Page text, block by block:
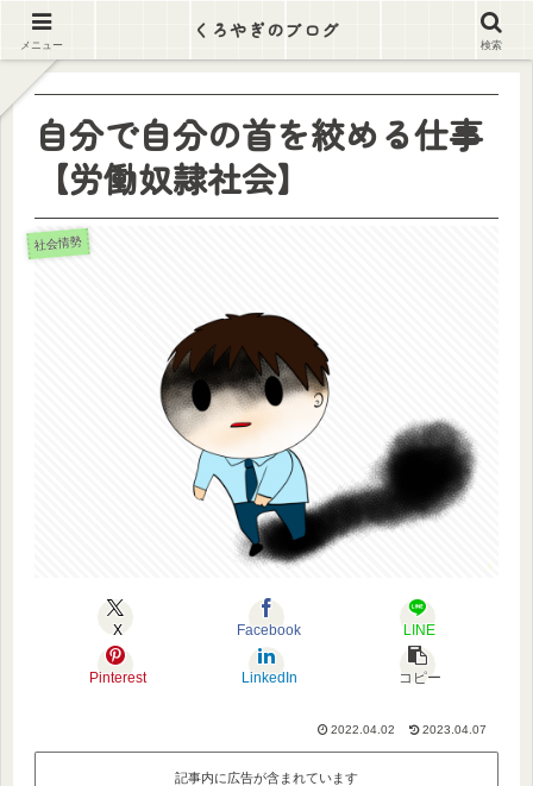
逃げ出そう この労働地獄から
自分で自分の首を絞める仕事
【労働奴隷社会】
社会情勢
X Facebook LINE
Pinterest LinkedIn コピー
2022.04.02 2023.04.07
記事内に広告が含まれています
メニュー
くろやぎのブログ
検索